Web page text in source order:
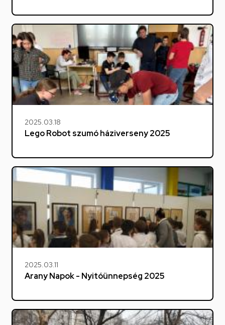
2025.03.18
Lego Robot szumó háziverseny 2025
2025.03.11
Arany Napok - Nyitóünnepség 2025